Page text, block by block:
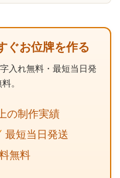
ぐお位牌を作る
入れ無料・最短当日発
。
の制作実績
最短当日発送
無料